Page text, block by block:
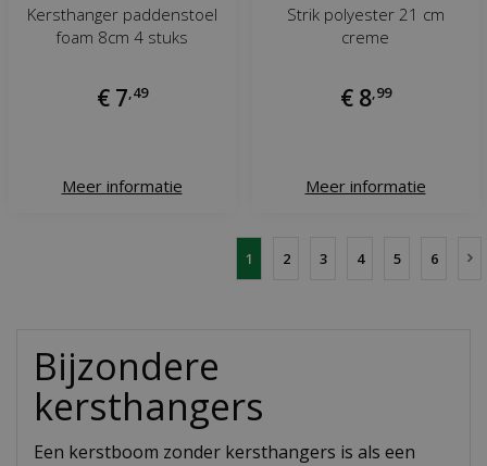
Kersthanger paddenstoel
foam 8cm 4 stuks
€ 7 49
Meer informatie
Strik polyester 21 cm
creme
€ 8 99
Meer informatie
1 2 3 4 5 6
Bijzondere
kersthangers
Een kerstboom zonder kersthangers is als een